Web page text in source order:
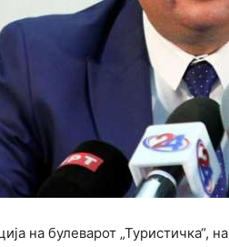
на булеварот „Туристичка“,